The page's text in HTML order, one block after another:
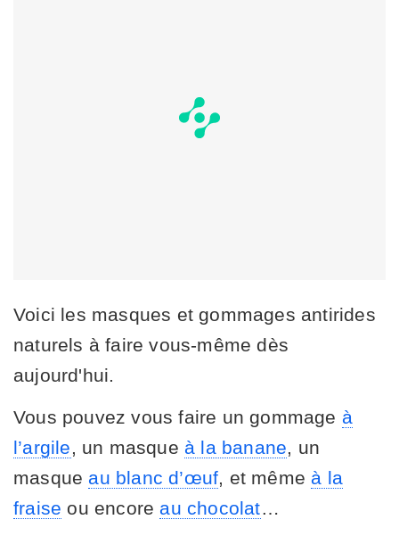
Voici les masques et gommages antirides
naturels à faire vous-même dès
aujourd'hui.
Vous pouvez vous faire un gommage à
l’argile, un masque à la banane, un
masque au blanc d’œuf, et même à la
fraise ou encore au chocolat…